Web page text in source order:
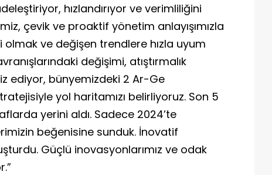
hızlandırıyor ve verimliliğini
çevik ve proaktif yönetim anlayışımızla
olmak ve değişen trendlere hızla uyum
değişimi, atıştırmalık
ediyor, bünyemizdeki 2 Ar-Ge
yol haritamızı belirliyoruz. Son 5
yerini aldı. Sadece 2024’te
beğenisine sunduk. İnovatif
Güçlü inovasyonlarımız ve odak